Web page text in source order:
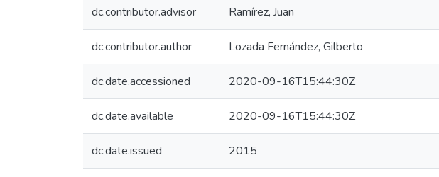
dc.contributor.advisor Ramírez, Juan
dc.contributor.author Lozada Fernández, Gilberto
dc.date.accessioned 2020-09-16T15:44:30Z
dc.date.available 2020-09-16T15:44:30Z
dc.date.issued 2015